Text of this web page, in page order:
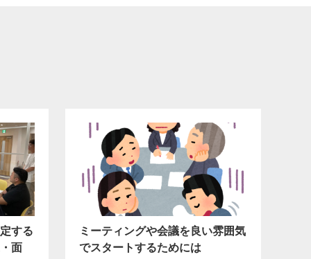
する
面
ミーティングや会議を良い雰囲気
でスタートするためには